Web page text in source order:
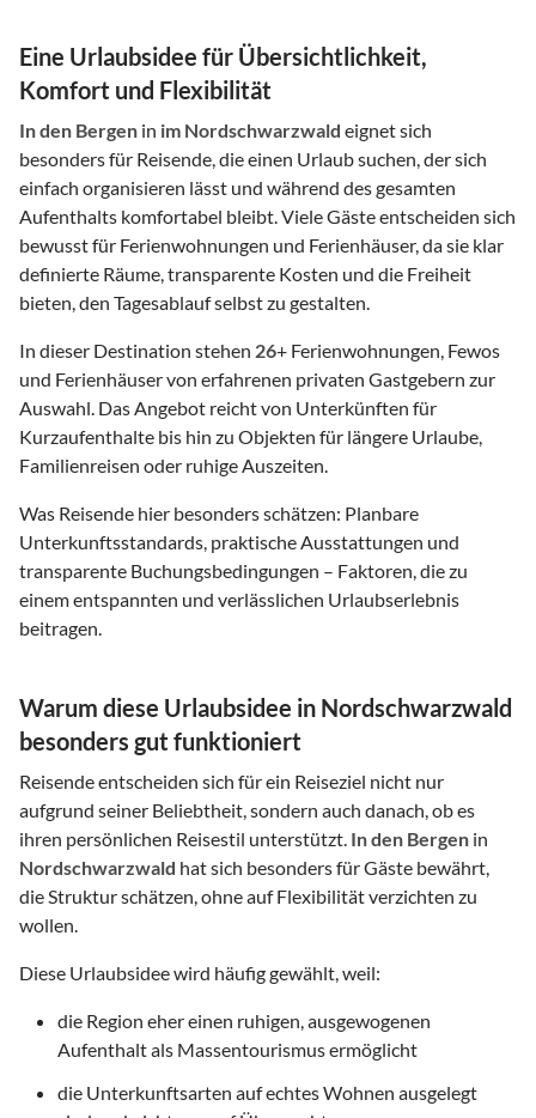
Eine Urlaubsidee für Übersichtlichkeit,
Komfort und Flexibilität
In den Bergen in im Nordschwarzwald eignet sich
besonders für Reisende, die einen Urlaub suchen, der sich
einfach organisieren lässt und während des gesamten
Aufenthalts komfortabel bleibt. Viele Gäste entscheiden sich
bewusst für Ferienwohnungen und Ferienhäuser, da sie klar
definierte Räume, transparente Kosten und die Freiheit
bieten, den Tagesablauf selbst zu gestalten.
In dieser Destination stehen 26+ Ferienwohnungen, Fewos
und Ferienhäuser von erfahrenen privaten Gastgebern zur
Auswahl. Das Angebot reicht von Unterkünften für
Kurzaufenthalte bis hin zu Objekten für längere Urlaube,
Familienreisen oder ruhige Auszeiten.
Was Reisende hier besonders schätzen: Planbare
Unterkunftsstandards, praktische Ausstattungen und
transparente Buchungsbedingungen – Faktoren, die zu
einem entspannten und verlässlichen Urlaubserlebnis
beitragen.
Warum diese Urlaubsidee in Nordschwarzwald
besonders gut funktioniert
Reisende entscheiden sich für ein Reiseziel nicht nur
aufgrund seiner Beliebtheit, sondern auch danach, ob es
ihren persönlichen Reisestil unterstützt. In den Bergen in
Nordschwarzwald hat sich besonders für Gäste bewährt,
die Struktur schätzen, ohne auf Flexibilität verzichten zu
wollen.
Diese Urlaubsidee wird häufig gewählt, weil:
die Region eher einen ruhigen, ausgewogenen
Aufenthalt als Massentourismus ermöglicht
die Unterkunftsarten auf echtes Wohnen ausgelegt